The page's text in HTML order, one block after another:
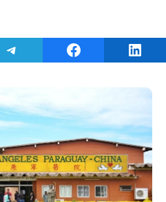
Share on TelegramShare on Facebook